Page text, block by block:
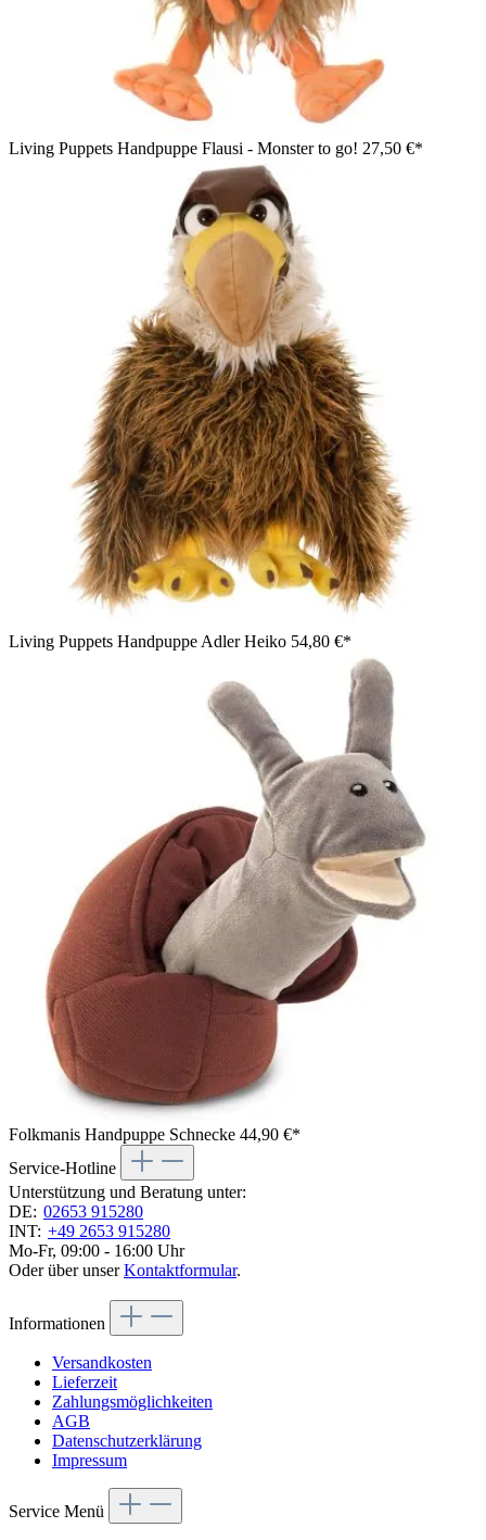
Living Puppets Handpuppe Flausi - Monster to go! 27,50 €*
Living Puppets Handpuppe Adler Heiko 54,80 €*
Folkmanis Handpuppe Schnecke 44,90 €*
Service-Hotline
Unterstützung und Beratung unter:
DE: 02653 915280
INT: +49 2653 915280
Mo-Fr, 09:00 - 16:00 Uhr
Oder über unserKontaktformular.
Informationen
Versandkosten
Lieferzeit
Zahlungsmöglichkeiten
AGB
Datenschutzerklärung
Impressum
Service Menü